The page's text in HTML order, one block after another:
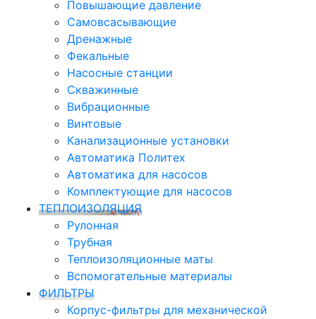
Повышающие давление
Самовсасывающие
Дренажные
Фекальные
Насосные станции
Скважинные
Вибрационные
Винтовые
Канализационные установки
Автоматика Политех
Автоматика для насосов
Комплектующие для насосов
ТЕПЛОИЗОЛЯЦИЯ
Рулонная
Трубная
Теплоизоляционные маты
Вспомогательные материалы
ФИЛЬТРЫ
Корпус-фильтры для механической